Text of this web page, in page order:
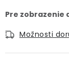
Možnosti